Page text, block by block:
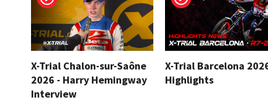
X-Trial Chalon-sur-Saône
2026 - Harry Hemingway
Interview
X-Trial Barcelona
Highlights